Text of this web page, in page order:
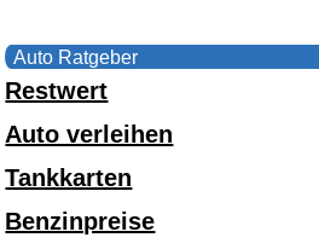
Auto Ratgeber
Restwert
Auto verleihen
Tankkarten
Benzinpreise